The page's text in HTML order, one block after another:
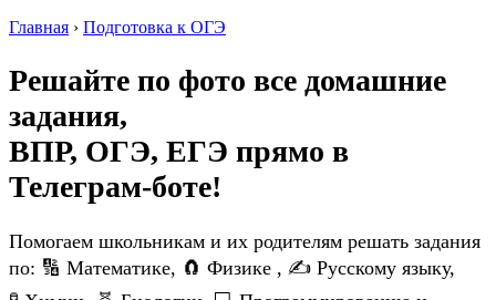
Главная › Подготовка к ОГЭ
Решайте по фото все домашние
задания,
ВПР, ОГЭ, ЕГЭ прямо в
Телеграм-боте!
Помогаем школьникам и их родителям решать задания
по: 🔢 Математике, 🧲 Физике , ✍️ Русскому языку,